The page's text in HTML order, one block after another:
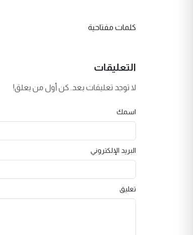
كلمات مفتاحية
التعليقات
لا توجد تعليقات بعد. كن أول من يعلق!
اسمك
البريد الإلكتروني
تعليق